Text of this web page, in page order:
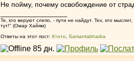
Не пойму, почему освобождение от
Те, кто веруют слепо, - пути не найдут. Тех, кто
тут!" (Омар Хайям)
Ответы на этот пост: Ктото Samantabhadra